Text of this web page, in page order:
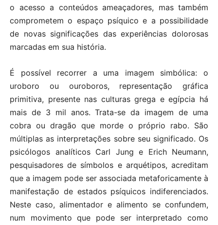
o acesso a conteúdos ameaçadores, mas também
comprometem o espaço psíquico e a possibilidade
de novas significações das experiências dolorosas
marcadas em sua história.
É possível recorrer a uma imagem simbólica: o
uroboro ou ouroboros, representação gráfica
primitiva, presente nas culturas grega e egípcia há
mais de 3 mil anos. Trata-se da imagem de uma
cobra ou dragão que morde o próprio rabo. São
múltiplas as interpretações sobre seu significado. Os
psicólogos analíticos Carl Jung e Erich Neumann,
pesquisadores de símbolos e arquétipos, acreditam
que a imagem pode ser associada metaforicamente à
manifestação de estados psíquicos indiferenciados.
Neste caso, alimentador e alimento se confundem,
num movimento que pode ser interpretado como